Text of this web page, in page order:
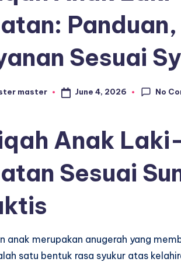
Sesuai
master June 4, 2026 No
Anak
Sesuai
anak merupakan anugerah yang
satu bentuk rasa syukur atas